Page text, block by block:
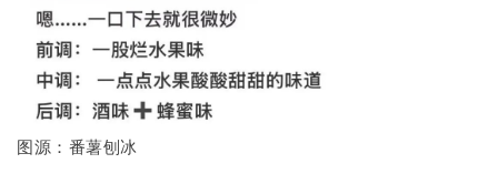
图源：番薯刨冰